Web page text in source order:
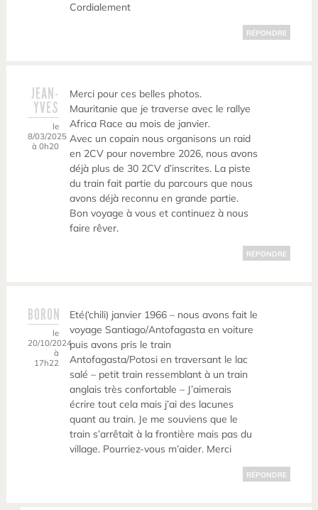
Cordialement
RÉPONDRE
JEAN-
YVES
le
8/03/2025
à 0h20
Merci pour ces belles photos.
Mauritanie que je traverse avec le rallye
Africa Race au mois de janvier.
Avec un copain nous organisons un raid
en 2CV pour novembre 2026, nous avons
déjà plus de 30 2CV d’inscrites. La piste
du train fait partie du parcours que nous
avons déjà reconnu en grande partie.
Bon voyage à vous et continuez à nous
faire rêver.
RÉPONDRE
BORON
le
20/10/2024
à
17h22
Eté(‘chili) janvier 1966 – nous avons fait le
voyage Santiago/Antofagasta en voiture
puis avons pris le train
Antofagasta/Potosi en traversant le lac
salé – petit train ressemblant à un train
anglais très confortable – J’aimerais
écrire tout cela mais j’ai des lacunes
quant au train. Je me souviens que le
train s’arrêtait à la frontière mais pas du
village. Pourriez-vous m’aider. Merci
RÉPONDRE